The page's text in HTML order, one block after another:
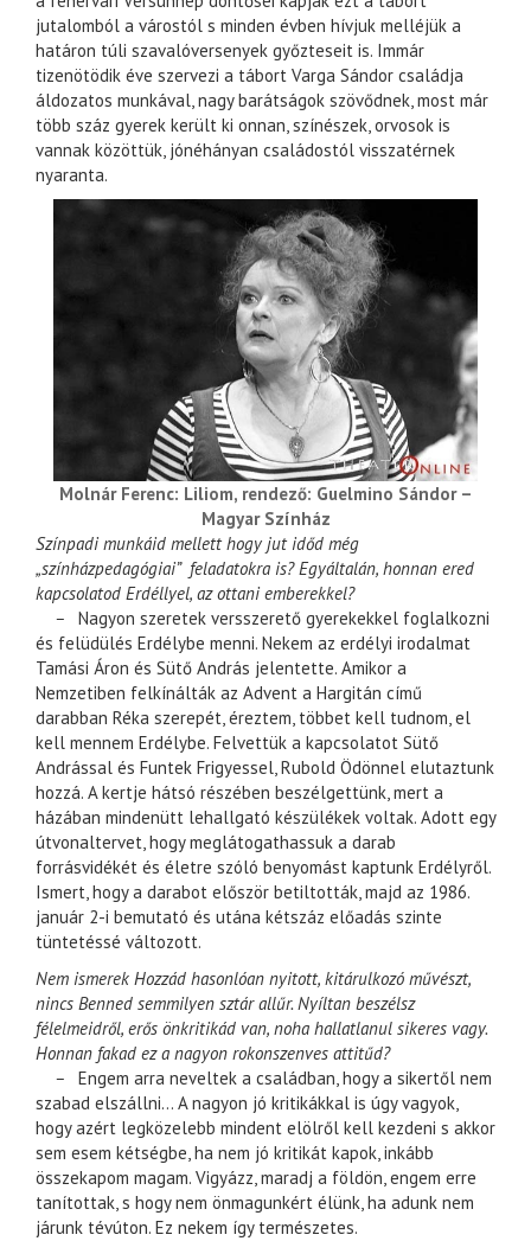
jutalomból a várostól s minden évben hívjuk melléjük a
határon túli szavalóversenyek győzteseit is. Immár
tizenötödik éve szervezi a tábort Varga Sándor családja
áldozatos munkával, nagy barátságok szövődnek, most már
több száz gyerek került ki onnan, színészek, orvosok is
vannak közöttük, jónéhányan családostól visszatérnek
nyaranta.
Molnár Ferenc: Liliom, rendező: Guelmino Sándor –
Magyar Színház
Színpadi munkáid mellett hogy jut időd még
„színházpedagógiai” feladatokra is? Egyáltalán, honnan ered
kapcsolatod Erdéllyel, az ottani emberekkel?
– Nagyon szeretek versszerető gyerekekkel foglalkozni
és felüdülés Erdélybe menni. Nekem az erdélyi irodalmat
Tamási Áron és Sütő András jelentette. Amikor a
Nemzetiben felkínálták az Advent a Hargitán című
darabban Réka szerepét, éreztem, többet kell tudnom, el
kell mennem Erdélybe. Felvettük a kapcsolatot Sütő
Andrással és Funtek Frigyessel, Rubold Ödönnel elutaztunk
hozzá. A kertje hátsó részében beszélgettünk, mert a
házában mindenütt lehallgató készülékek voltak. Adott egy
útvonaltervet, hogy meglátogathassuk a darab
forrásvidékét és életre szóló benyomást kaptunk Erdélyről.
Ismert, hogy a darabot először betiltották, majd az 1986.
január 2-i bemutató és utána kétszáz előadás szinte
tüntetéssé változott.
Nem ismerek Hozzád hasonlóan nyitott, kitárulkozó művészt,
nincs Benned semmilyen sztár allűr. Nyíltan beszélsz
félelmeidről, erős önkritikád van, noha hallatlanul sikeres vagy.
Honnan fakad ez a nagyon rokonszenves attitűd?
– Engem arra neveltek a családban, hogy a sikertől nem
szabad elszállni… A nagyon jó kritikákkal is úgy vagyok,
hogy azért legközelebb mindent elölről kell kezdeni s akkor
sem esem kétségbe, ha nem jó kritikát kapok, inkább
összekapom magam. Vigyázz, maradj a földön, engem erre
tanítottak, s hogy nem önmagunkért élünk, ha adunk nem
járunk tévúton. Ez nekem így természetes.